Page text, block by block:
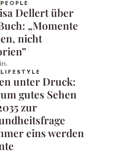
PEOPLE
Dellert über
„Momente
nicht
LIFESTYLE
unter Druck:
gutes Sehen
zur
eins werden